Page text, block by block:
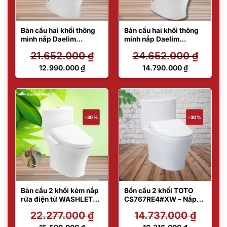
Bàn cầu hai khối thông
minh nắp Daelim
CS326DT10/DB5500
21.652.000₫
Giá
21.652.000 ₫.
12.990.000₫
Giá
tại
là:
12.990.000 ₫.
Bàn cầu hai khối thông
minh nắp Daelim
CS326DT10/DB5600
24.652.000₫
Giá
24.652.000 ₫.
14.790.000₫
Giá
tại
là:
14.790.000 ₫.
-30%
Bàn cầu 2 khối kèm nắp
rửa điện tử WASHLET
CS769DRW24#XW
22.277.000₫
-30%
Bồn cầu 2 khối TOTO
CS767RE4#XW – Nắp
14.737.000₫